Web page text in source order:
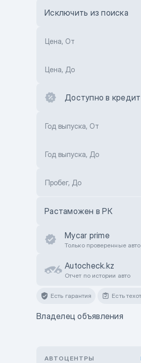
Исключить из поиска
Цена, От
Цена, До
Доступно в кредит
Год выпуска, От
Год выпуска, До
Пробег, До
Растаможен в РК
Mycar prime
Только проверенные авто
Autocheck.kz
Отчет по истории авто
Есть гарантия Есть
Владелец объявления
АВТОЦЕНТРЫ